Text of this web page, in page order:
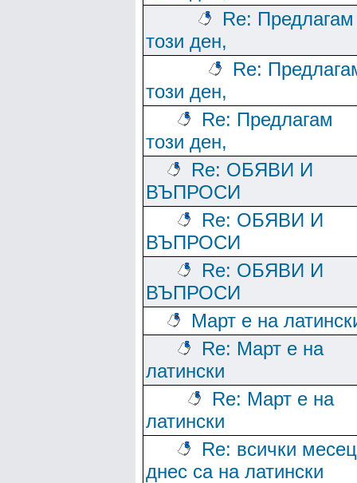
Re: Предлагам
този ден,
Re:
този ден,
Re: Предлагам
този ден,
Re: ОБЯВИ И
ВЪПРОСИ
Re: ОБЯВИ И
ВЪПРОСИ
Re: ОБЯВИ И
ВЪПРОСИ
Март е на
Re: Март е на
латински
Re: Март е на
латински
Re: всички
днес са на латински